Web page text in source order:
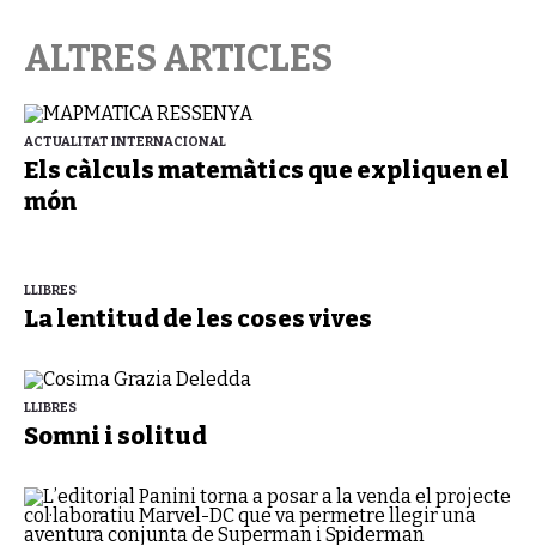
ALTRES ARTICLES
ACTUALITAT INTERNACIONAL
Els càlculs matemàtics que expliquen el
món
LLIBRES
La lentitud de les coses vives
LLIBRES
Somni i solitud